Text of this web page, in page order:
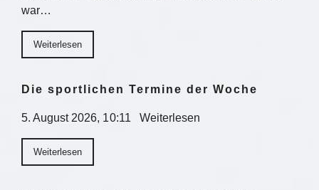
war…
Weiterlesen
Die sportlichen Termine der Woche
5. August 2026, 10:11 Weiterlesen
Weiterlesen